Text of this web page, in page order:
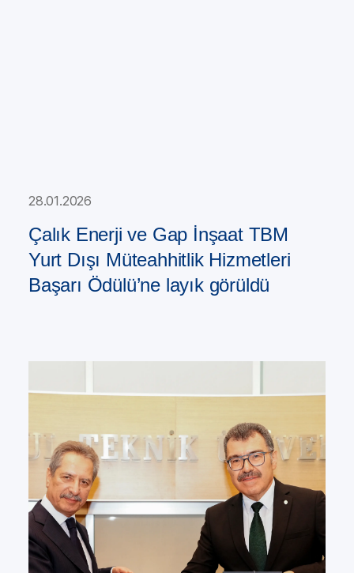
28.01.2026
Çalık Enerji ve Gap İnşaat TBM
Yurt Dışı Müteahhitlik Hizmetleri
Başarı Ödülü’ne layık görüldü